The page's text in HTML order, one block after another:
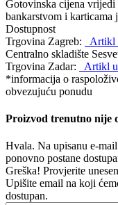
Gotovinska cijena vrijedi
bankarstvom i karticama
Dostupnost
Trgovina Zagreb:
Artikl
Centralno skladište
Trgovina Zadar:
Artikl
*informacija o
obvezujuću ponudu
Proizvod trenutno nije
Hvala. Na upisanu e-
ponovno postane
Greška! Provjerite
Upišite email na koji
dostupan.